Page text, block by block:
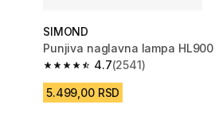
Recenzije
SIMOND
Punjiva naglavna lampa HL900
4.7
4.7 od 5 zvezdica from 2541
(2541)
5.499,00 RSD